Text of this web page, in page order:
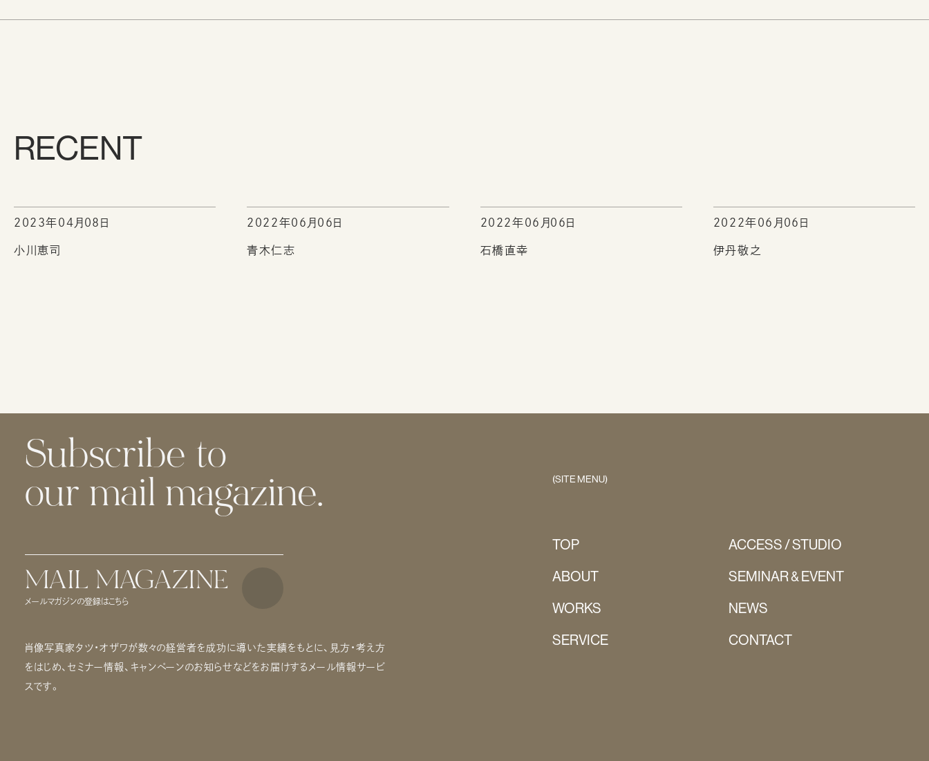
RECENT
2023年04月08日
小川恵司
2022年06月06日
青木仁志
2022年06月06日
石橋直幸
2022年06月06日
伊丹敬之
Subscribe to
our mail magazine.
MAIL MAGAZINE
メールマガジンの登録はこちら
肖像写真家タツ・オザワが数々の経営者を成功に導いた実績をもとに、見方・考え方
をはじめ、セミナー情報、キャンペーンのお知らせなどをお届けするメール情報サービ
スです。
(SITE MENU)
TOP
ACCESS / STUDIO
ABOUT
SEMINAR & EVENT
WORKS
NEWS
SERVICE
CONTACT